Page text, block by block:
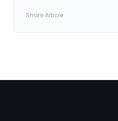
Share Article